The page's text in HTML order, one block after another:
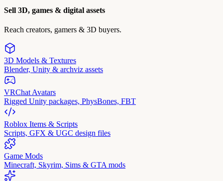
Sell 3D, games & digital assets
Reach creators, gamers & 3D buyers.
3D Models & Textures
Blender, Unity & archviz assets
VRChat Avatars
Rigged Unity packages, PhysBones, FBT
Roblox Items & Scripts
Scripts, GFX & UGC design files
Game Mods
Minecraft, Skyrim, Sims & GTA mods